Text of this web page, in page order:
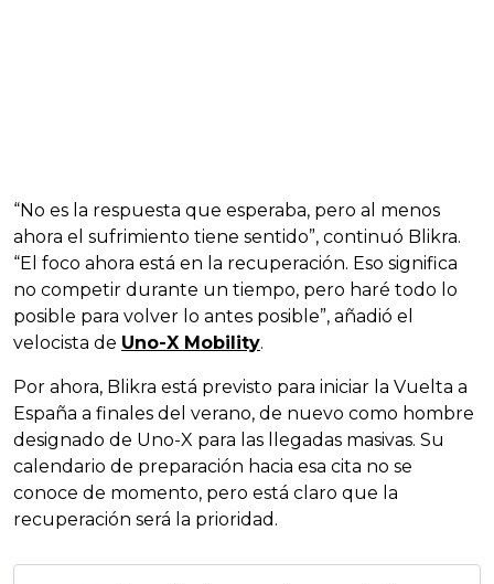
“No es la respuesta que esperaba, pero al menos
ahora el sufrimiento tiene sentido”, continuó Blikra.
“El foco ahora está en la recuperación. Eso significa
no competir durante un tiempo, pero haré todo lo
posible para volver lo antes posible”, añadió el
velocista de Uno-X Mobility.
Por ahora, Blikra está previsto para iniciar la Vuelta a
España a finales del verano, de nuevo como hombre
designado de Uno-X para las llegadas masivas. Su
calendario de preparación hacia esa cita no se
conoce de momento, pero está claro que la
recuperación será la prioridad.